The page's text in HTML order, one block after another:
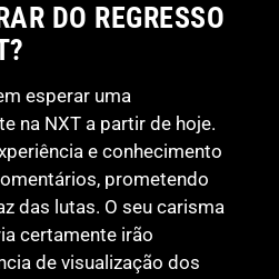
DO REGRESSO
esperar uma
na NXT a partir de hoje.
e conhecimento
prometendo
das lutas. O seu carisma
certamente irão
de visualização dos